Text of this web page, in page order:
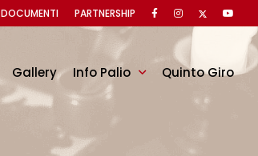
Gallery Info Palio Quinto Giro
DOCUMENTI PARTNERSHIP